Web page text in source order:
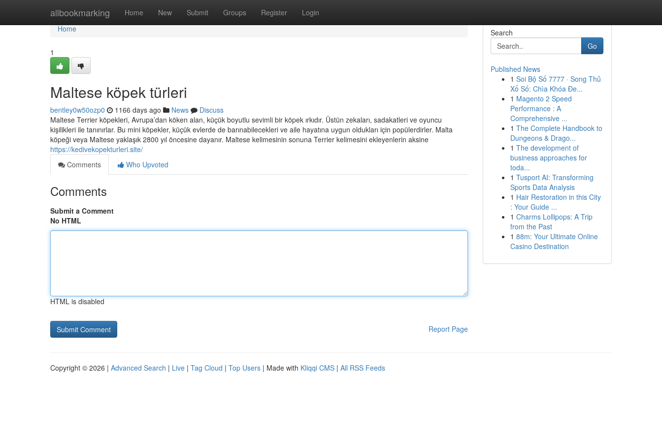
allbookmarking Home New Submit Groups Register Login
Home
Home
1
Maltese köpek türleri
bentley0w50ozp0 1166 days ago News
Discuss
Maltese Terrier köpekleri, Avrupa’dan köken alan, küçük boyutlu sevimli bir köpek ırkıdır. Üstün zekaları, sadakatleri ve oyuncu
kişilikleri ile tanınırlar. Bu mini köpekler, küçük evlerde de barınabilecekleri ve aile hayatına uygun oldukları için popülerdirler. Malta
köpeği veya Maltese yaklaşık 2800 yıl öncesine dayanır. Maltese kelimesinin sonuna Terrier kelimesini ekleyenlerin aksine
https://kedivekopekturleri.site/
Comments
Who Upvoted
Comments
Submit a Comment
No HTML
HTML is disabled
Report Page
Search
Go
Published News
1 Soi Bộ Số 7777 · Song Thủ
Xổ Số: Chìa Khóa Đe...
1 Magento 2 Speed
Performance : A
Comprehensive ...
1 The Complete Handbook to
Dungeons & Drago...
1 The development of
business approaches for
toda...
1 Tusport AI: Transforming
Sports Data Analysis
1 Hair Restoration in this City
: Your Guide ...
1 Charms Lollipops: A Trip
from the Past
1 88m: Your Ultimate Online
Casino Destination
Copyright © 2026 | Advanced Search | Live | Tag Cloud | Top Users | Made with Kliqqi CMS | All RSS Feeds